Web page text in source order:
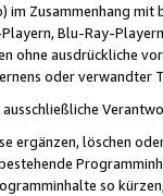
im Zusammenhang
Blu-Ray-
ohne ausdrückliche
oder
ausschließliche
ergänzen, löschen
so